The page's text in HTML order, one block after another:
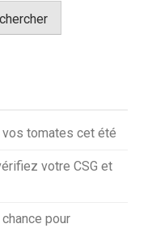
vos tomates cet été
votre CSG et
pour